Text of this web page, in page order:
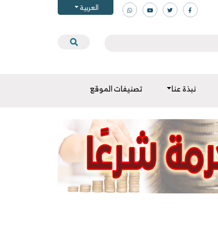
العربية
نبذة عنا تصنيفات الموقع